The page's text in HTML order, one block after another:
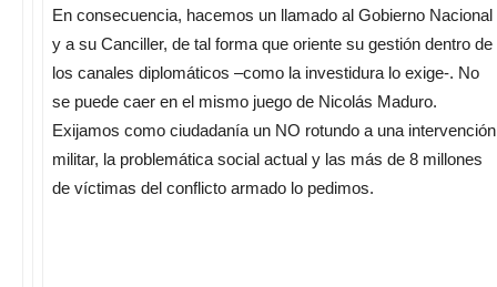
En consecuencia, hacemos un llamado al Gobierno Nacional
y a su Canciller, de tal forma que oriente su gestión dentro de
los canales diplomáticos –como la investidura lo exige-. No
se puede caer en el mismo juego de Nicolás Maduro.
Exijamos como ciudadanía un NO rotundo a una intervención
militar, la problemática social actual y las más de 8 millones
de víctimas del conflicto armado lo pedimos.